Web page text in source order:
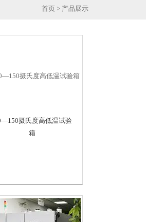
首页 > 产品展示
摄氏度高低温试验
箱